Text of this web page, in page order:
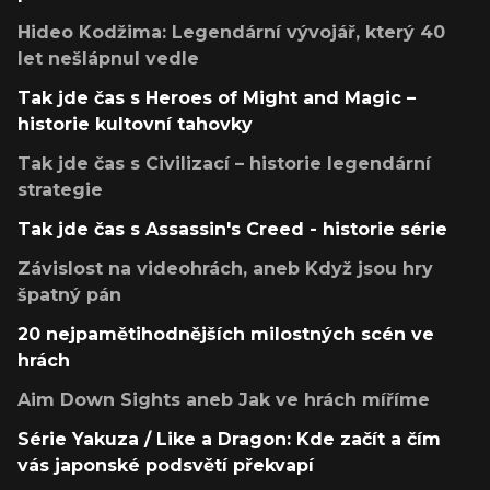
Hideo Kodžima: Legendární vývojář, který 40
let nešlápnul vedle
Tak jde čas s Heroes of Might and Magic –
historie kultovní tahovky
Tak jde čas s Civilizací – historie legendární
strategie
Tak jde čas s Assassin's Creed - historie série
Závislost na videohrách, aneb Když jsou hry
špatný pán
20 nejpamětihodnějších milostných scén ve
hrách
Aim Down Sights aneb Jak ve hrách míříme
Série Yakuza / Like a Dragon: Kde začít a čím
vás japonské podsvětí překvapí